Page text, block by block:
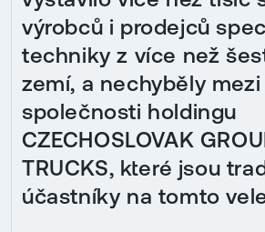
výrobců i prodejců
techniky z více než
zemí, a nechyběly
společnosti holdingu
CZECHOSLOVAK
TRUCKS, které jsou
účastníky na tomto